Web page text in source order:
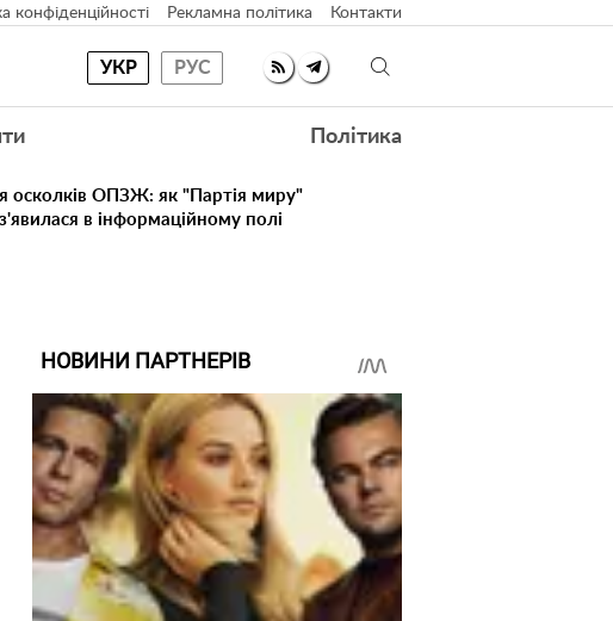
конфіденційності Рекламна політика Контакти
УКР РУС
Політика
осколків ОПЗЖ: як "Партія миру"
в інформаційному полі
НОВИНИ ПАРТНЕРІВ